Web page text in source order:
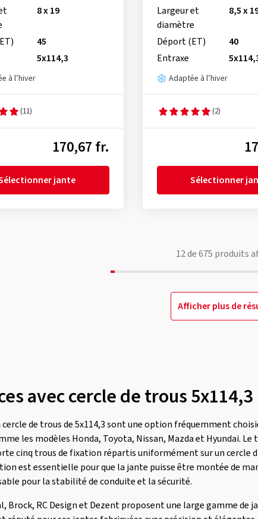
8 x 19
45
5x114,3
à l’hiver
(11)
170,67 fr.
jante
Largeur et
diamètre
8,5 x
Déport (ET)
40
Entraxe
Adaptée à l’hiver
(2)
Sélectionner
12de675 produits
Afficher plus de
avec cercle de trous 5x114,3
cercle de trous de 5x114,3 sont une option fréquemment
les modèles Honda, Toyota, Nissan, Mazda et Hyundai. Le
cinq trous de fixation répartis uniformément sur un cercle
est essentielle pour que la jante puisse être montée de
pour la stabilité de conduite et la sécurité.
Brock, RC Design et Dezent proposent une large gamme de